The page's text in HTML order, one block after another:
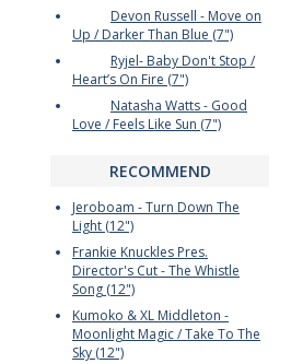
Devon Russell - Move on
Up / Darker Than Blue (7")
Ryjel- Baby Don't Stop /
Heart’s On Fire (7")
Natasha Watts - Good
Love / Feels Like Sun (7")
RECOMMEND
Jeroboam - Turn Down The
Light (12")
Frankie Knuckles Pres.
Director's Cut - The Whistle
Song (12")
Kumoko & XL Middleton -
Moonlight Magic / Take To The
Sky (12")